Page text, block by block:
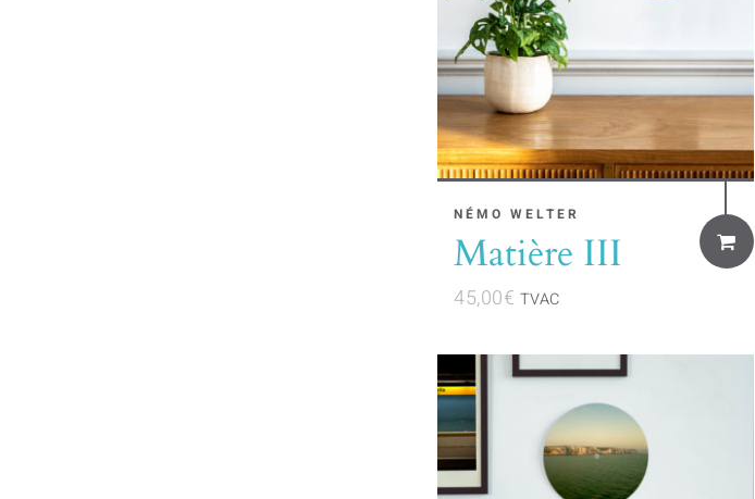
NÉMO WELTER
Matière III
45,00€ TVAC